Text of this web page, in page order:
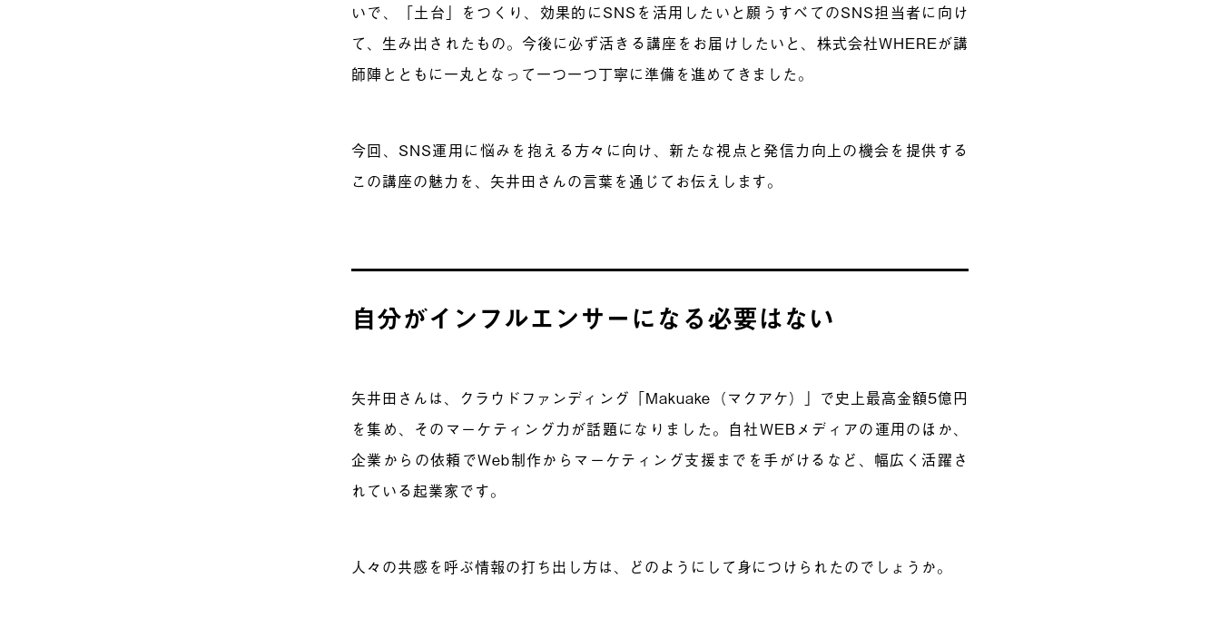
いで、「土台」をつくり、効果的にSNSを活用したいと願うすべてのSNS担当者に向け
て、生み出されたもの。今後に必ず活きる講座をお届けしたいと、株式会社WHEREが講
師陣とともに一丸となって一つ一つ丁寧に準備を進めてきました。
今回、SNS運用に悩みを抱える方々に向け、新たな視点と発信力向上の機会を提供する
この講座の魅力を、矢井田さんの言葉を通じてお伝えします。
自分がインフルエンサーになる必要はない
矢井田さんは、クラウドファンディング「Makuake（マクアケ）」で史上最高金額5億円
を集め、そのマーケティング力が話題になりました。自社WEBメディアの運用のほか、
企業からの依頼でWeb制作からマーケティング支援までを手がけるなど、幅広く活躍さ
れている起業家です。
人々の共感を呼ぶ情報の打ち出し方は、どのようにして身につけられたのでしょうか。